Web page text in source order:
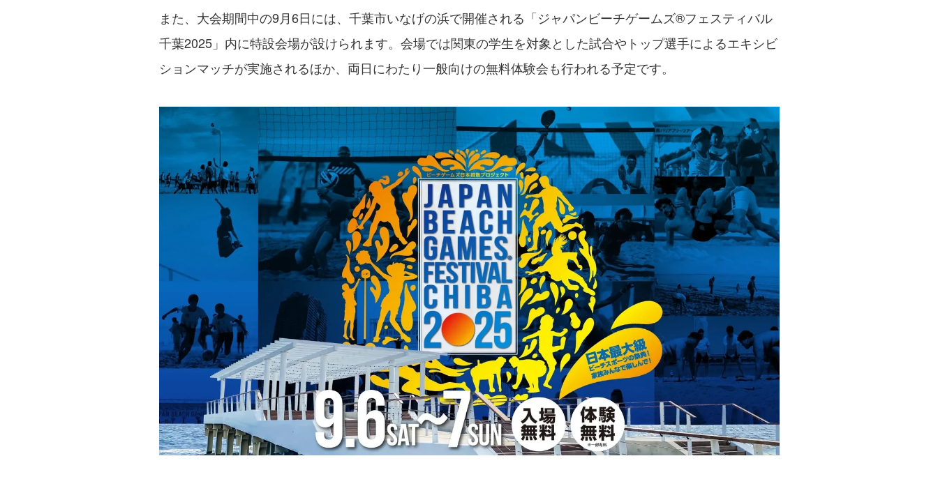
また、大会期間中の9月6日には、千葉市いなげの浜で開催される「ジャパンビーチゲームズ®フェスティバル
千葉2025」内に特設会場が設けられます。会場では関東の学生を対象とした試合やトップ選手によるエキシビ
ションマッチが実施されるほか、両日にわたり一般向けの無料体験会も行われる予定です。